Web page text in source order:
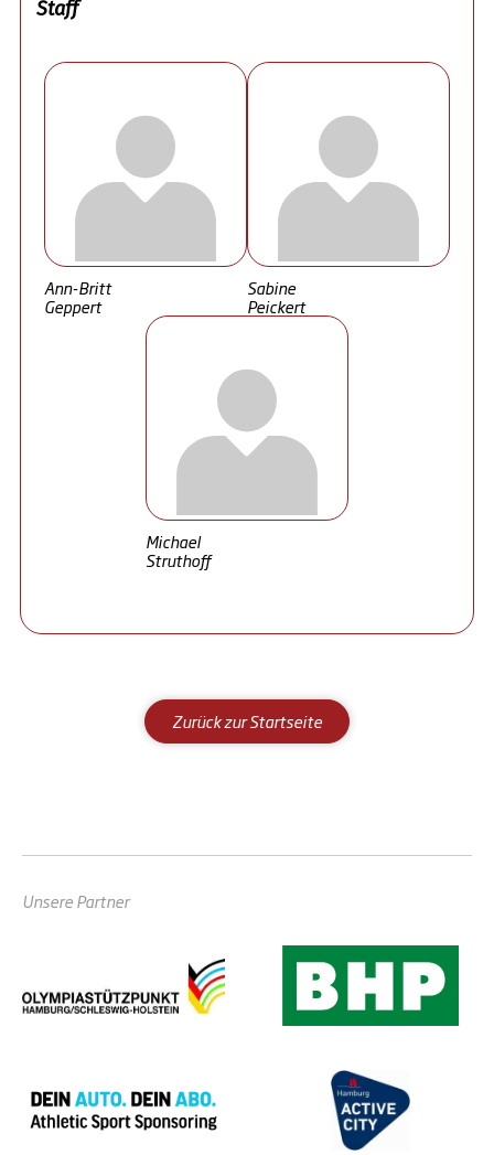
Staff
Ann-Britt
Geppert
Sabine
Peickert
Michael
Struthoff
Zurück zur Startseite
Unsere Partner